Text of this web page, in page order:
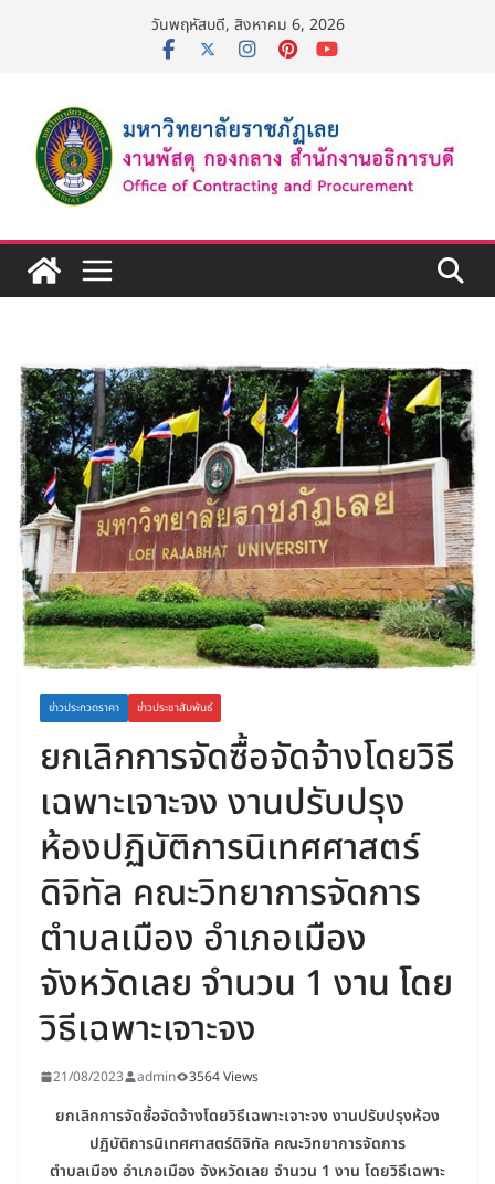
วันพฤหัสบดี, สิงหาคม 6, 2026
ข่าวประกวดราคา ข่าวประชาสัมพันธ์
ยกเลิกการจัดซื้อจัดจ้างโดยวิธี
เฉพาะเจาะจง งานปรับปรุง
ห้องปฏิบัติการนิเทศศาสตร์
ดิจิทัล คณะวิทยาการจัดการ
ตำบลเมือง อำเภอเมือง
จังหวัดเลย จำนวน 1 งาน โดย
วิธีเฉพาะเจาะจง
21/08/2023 admin 3564 Views
ยกเลิกการจัดซื้อจัดจ้างโดยวิธีเฉพาะเจาะจง งานปรับปรุงห้อง
ปฏิบัติการนิเทศศาสตร์ดิจิทัล คณะวิทยาการจัดการ
ตำบลเมือง อำเภอเมือง จังหวัดเลย จำนวน 1 งาน โดยวิธีเฉพาะ